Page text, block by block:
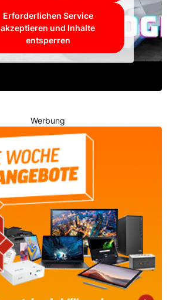
Erforderlichen Service
akzeptieren und Inhalte
entsperren
Werbung